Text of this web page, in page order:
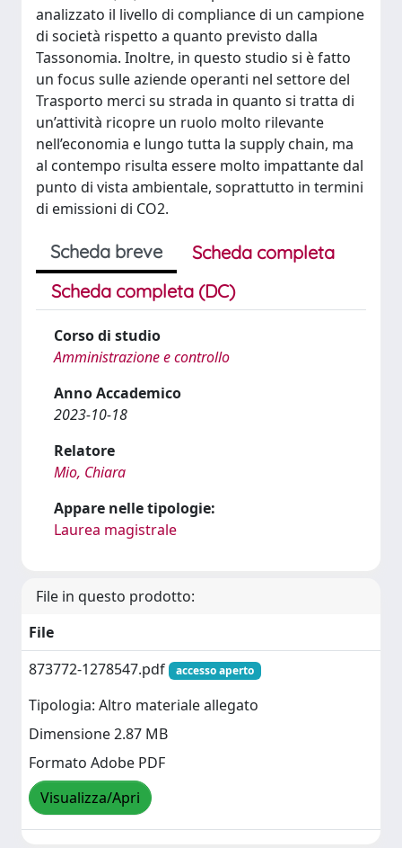
analizzato il livello di compliance di un campione
di società rispetto a quanto previsto dalla
Tassonomia. Inoltre, in questo studio si è fatto
un focus sulle aziende operanti nel settore del
Trasporto merci su strada in quanto si tratta di
un’attività ricopre un ruolo molto rilevante
nell’economia e lungo tutta la supply chain, ma
al contempo risulta essere molto impattante dal
punto di vista ambientale, soprattutto in termini
di emissioni di CO2.
Scheda breve
Scheda completa
Scheda completa (DC)
Corso di studio
Amministrazione e controllo
Anno Accademico
2023-10-18
Relatore
Mio, Chiara
Appare nelle tipologie:
Laurea magistrale
File in questo prodotto:
File
873772-1278547.pdf
accesso aperto
Tipologia: Altro materiale allegato
Dimensione 2.87 MB
Formato Adobe PDF
Visualizza/Apri